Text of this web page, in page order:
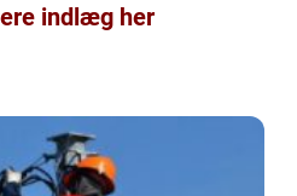
indlæg her